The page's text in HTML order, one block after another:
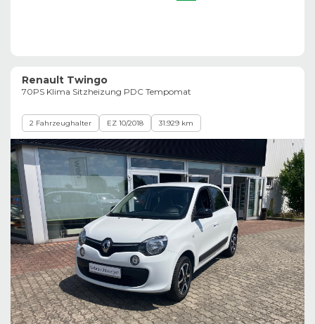
Renault Twingo
70PS Klima Sitzheizung PDC Tempomat
2 Fahrzeughalter EZ 10/2018 31.929 km